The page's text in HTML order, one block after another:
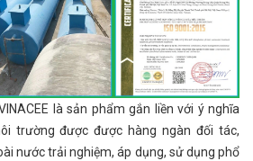
là sản phẩm gắn liền với ý nghĩa
trường được được hàng ngàn đối tác,
nước trải nghiệm, áp dụng, sử dụng phổ